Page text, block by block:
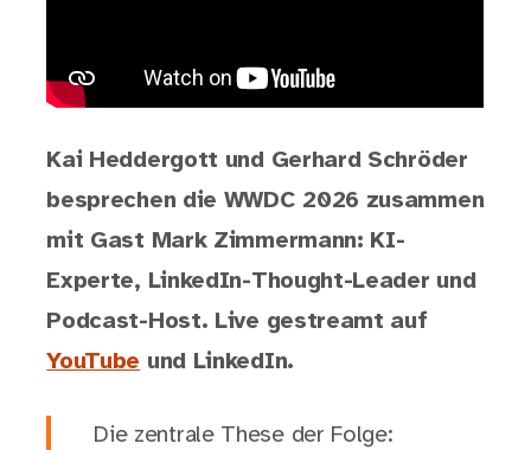
Kai Heddergott und Gerhard Schröder
besprechen die WWDC 2026 zusammen
mit Gast Mark Zimmermann: KI-
Experte, LinkedIn-Thought-Leader und
Podcast-Host. Live gestreamt auf
YouTube und LinkedIn.
Die zentrale These der Folge: